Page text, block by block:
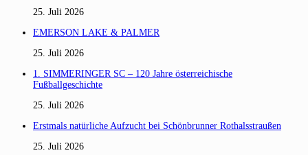
25. Juli 2026
EMERSON LAKE & PALMER
25. Juli 2026
1. SIMMERINGER SC – 120 Jahre österreichische
Fußballgeschichte
25. Juli 2026
Erstmals natürliche Aufzucht bei Schönbrunner Rothalsstraußen
25. Juli 2026